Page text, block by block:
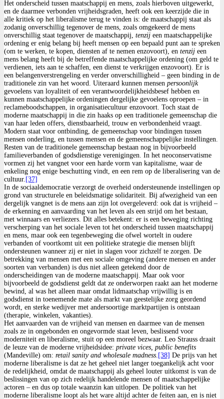
Het onderscheid tussen maatschappij en mens, zoals hierboven uitgewerkt,
en de daarmee verbonden vrijheidsgraden, heeft ook een keerzijde die in
alle kritiek op het liberalisme terug te vinden is: de maatschappij staat als
zodanig onverschillig tegenover de mens, zoals omgekeerd de mens
onverschillig staat tegenover de maatschappij, tenzij een maatschappelijke
ordening er enig belang bij heeft mensen op een bepaald punt aan te spreken
(om te werken, te kopen, diensten af te nemen enzovoort), en tenzij een
mens belang heeft bij de betreffende maatschappelijke ordening (om geld te
verdienen, iets aan te schaffen, een dienst te verkrijgen enzovoort). Er is
een belangenverstrengeling en verder onverschilligheid – geen binding in de
traditionele zin van het woord. Uiteraard kunnen mensen persoonlijk
gevoelens van loyaliteit of een verantwoordelijkheidsbesef hebben en
kunnen maatschappelijke ordeningen dergelijke gevoelens oproepen – in
reclameboodschappen, in organisatiecultuur enzovoort. Toch staat de
moderne maatschappij in die zin haaks op een traditionele gemeenschap die
van haar leden offers, dienstbaarheid, trouw en verbondenheid vraagt.
Modern staat voor ontbinding, de gemeenschap voor bindingen tussen
mensen onderling, en tussen mensen en de gemeenschappelijke instellingen.
Resten van de traditionele gemeenschap bestaan nog in bijvoorbeeld
familieverbanden of godsdienstige verenigingen. In het neoconservatisme
vormen zij het vangnet voor een harde vorm van kapitalisme, waar de
enkeling nog enige beschutting vindt, en een rem op de liberalisering van de
cultuur. [37]
In de sociaaldemocratie verzorgt de overheid ondersteunende instellingen op
grond van structurele en beleidsmatige solidariteit. Bij afwezigheid van een
dergelijk vangnet is de mens aan zijn lot overgeleverd: ook dat is vrijheid –
de erkenning en aanvaarding van het leven als een strijd om het bestaan,
met winnaars en verliezers. Dit alles betekent: er is een beweging richting
verscherping van het sociale leven tot het onderscheid tussen maatschappij
en mens, maar ook een tegenbeweging die ofwel wortelt in oudere
verbanden of voortkomt uit een politieke strategie die mensen blijft
ondersteunen wanneer zij er niet in slagen voor zichzelf te zorgen. De
betrekking van mensen met een sociale omgeving (andere mensen en ander
soorten van verbanden) is dus niet alleen getekend door de
onderscheidingen van de moderne maatschappij. Maar ook voor
bijvoorbeeld de godsdienst geldt dat ze onderworpen raakt aan het moderne
bewind, al was het alleen maar omdat lidmaatschap vrijwillig is en
godsdienst in toenemende mate als markt van geestelijke zorg geordend
wordt, en sterke wedijver met andersoortige marktpartijen is ontstaan
(therapie, winkelen, vakanties).
Het aanvaarden van de vrijheid van mensen en daarmee van de mensen
zoals ze in ongebonden en ongevormde staat leven, beslissend voor
moderniteit en liberalisme, stuit op een moreel bezwaar. Leo Strauss draait
de leuze van de moderne vrijheidsidee: private vices, public benefits
(Mandeville) om: retail sanity and wholesale madness. [38] De prijs van het
moderne liberalisme is dat ze het geheel niet langer toegankelijk acht voor
de redelijkheid, omdat de maatschappij als geheel louter uitkomst is van de
beslissingen van op zich redelijk handelende mensen of maatschappelijke
actoren – en dus op totale waanzin kan uitlopen. De politiek van het
moderne liberalisme loopt als het ware altijd achter de feiten aan, en is niet